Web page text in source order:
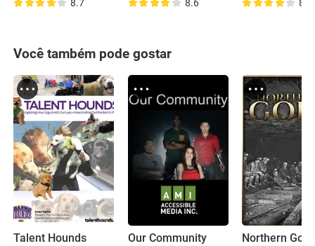
8.7 8.6 8.3
Você também pode gostar
Talent Hounds Our Community Northern Gold